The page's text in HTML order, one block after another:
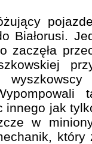
Białorusi.
zaczęła
innego jak
w